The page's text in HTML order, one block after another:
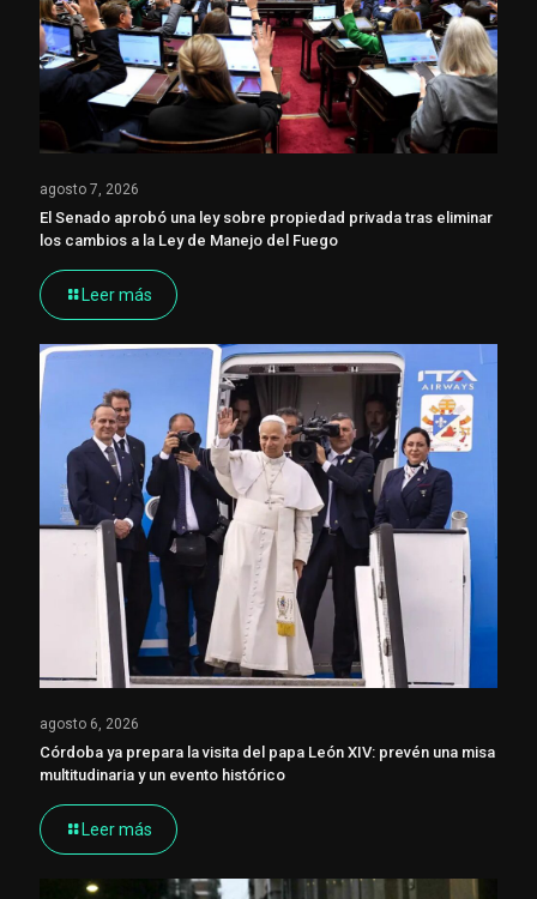
agosto 7, 2026
El Senado aprobó una ley sobre propiedad privada tras eliminar
los cambios a la Ley de Manejo del Fuego
Leer más
agosto 6, 2026
Córdoba ya prepara la visita del papa León XIV: prevén una misa
multitudinaria y un evento histórico
Leer más